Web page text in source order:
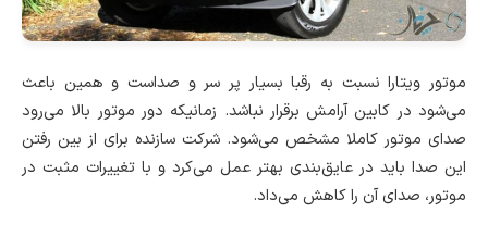
موتور ویتارا نسبت به رقبا بسیار پر سر و صداست و همین باعث
می‌شود در کابین آرامش برقرار نباشد. زمانیکه دور موتور بالا می‌رود
صدای موتور کاملا مشخص می‌شود. شرکت سازنده برای از بین رفتن
این صدا باید در عایق‌بندی بهتر عمل می‌کرد و با تغییرات مثبت در
موتور، صدای آن را کاهش می‌داد.